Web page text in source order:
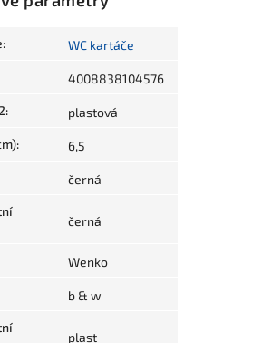
: WC kartáče
4008838104576
: plastová
: 6,5
černá
černá
Wenko
b & w
plast